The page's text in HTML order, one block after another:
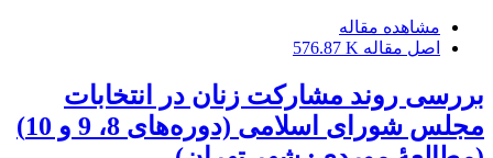
مشاهده مقاله
اصل مقاله 576.87 K
بررسی روند مشارکت زنان در انتخابات
مجلس شورای اسلامی (دوره‌های 8، 9 و 10)